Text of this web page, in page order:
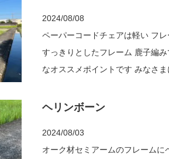
2024/08/08
ペーパーコードチェアは軽い フレー
すっきりとしたフレーム 鹿子編みで座面を編み込ん
なオススメポイントです みなさまにぜひ座っていただきたいので 店頭でお声がけください
ヘリンボーン
2024/08/03
オーク材セミアームのフレーム